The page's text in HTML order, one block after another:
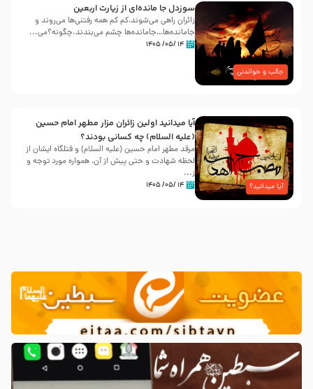
جالب و خواندنی
سوزدل جا مانده‌ای از زیارت اربعین
زائران راهی می‌شوند،کم‌ کم همه رفتنی‌ها می‌روند و
جامانده‌ها…جامانده‌ها چشم می‌بندند.چگونه؟می‌...
۱۴ /۰۵/ ۱۴۰۵
آیا میدانید؟
آیا میدانید اولین زائران مزار مطهر امام حسین
(علیه السلام) چه کسانی بودند؟
مرقد مطهر امام حسین (علیه السلام) و قتلگاه ایشان از
لحظه شهادت و حتی پیش از آن، همواره مورد توجه و
ز...
۱۴ /۰۵/ ۱۴۰۵